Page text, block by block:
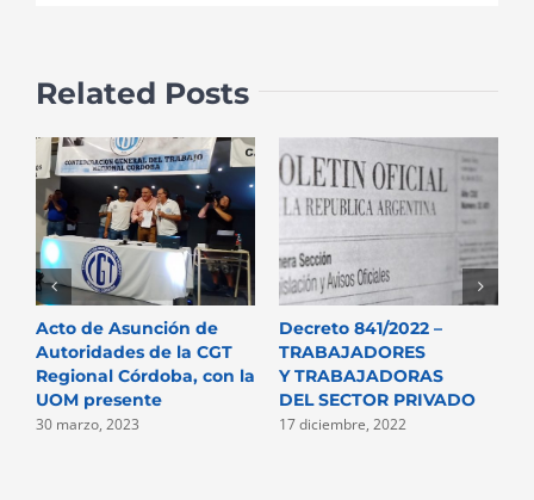
Related Posts
Acto de Asunción de
Autoridades de la CGT
Regional Córdoba, con la
UOM presente
30 marzo, 2023
Decreto 841/2022 –
TRABAJADORES
Y TRABAJADORAS
DEL SECTOR PRIVADO
17 diciembre, 2022